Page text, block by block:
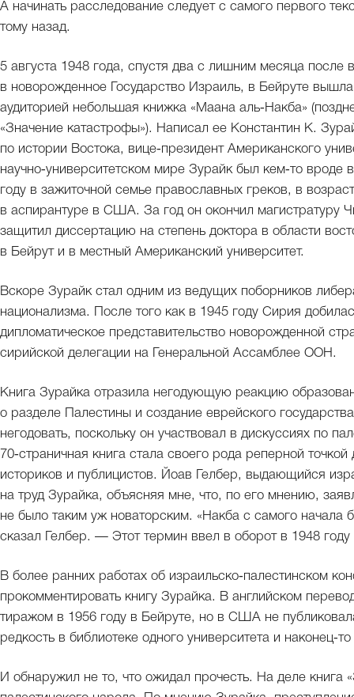
А начинать расследование следует с самого первого
тому назад.
5 августа 1948 года, спустя два с лишним месяца после
в новорожденное Государство Израиль, в Бейруте
аудиторией небольшая книжка «Маана аль‑Накба»
«Значение катастрофы»). Написал ее Константин К.
по истории Востока, вице‑президент Американского
научно‑университетском мире Зурайк был кем‑то
году в зажиточной семье православных греков, в
в аспирантуре в США. За год он окончил магистратуру
защитил диссертацию на степень доктора в области
в Бейрут и в местный Американский университет.
Вскоре Зурайк стал одним из ведущих поборников
национализма. После того как в 1945 году Сирия
дипломатическое представительство новорожденной
сирийской делегации на Генеральной Ассамблее ООН.
Книга Зурайка отразила негодующую реакцию
о разделе Палестины и создание еврейского
негодовать, поскольку он участвовал в дискуссиях по
70‑страничная книга стала своего рода реперной
историков и публицистов. Йоав Гелбер, выдающийся
на труд Зурайка, объясняя мне, что, по его мнению,
не было таким уж новаторским. «Накба с самого начала
сказал Гелбер. — Этот термин ввел в оборот в 1948 году
В более ранних работах об израильско‑палестинском
прокомментировать книгу Зурайка. В английском
тиражом в 1956 году в Бейруте, но в США не
редкость в библиотеке одного университета и
И обнаружил не то, что ожидал прочесть. На деле книга